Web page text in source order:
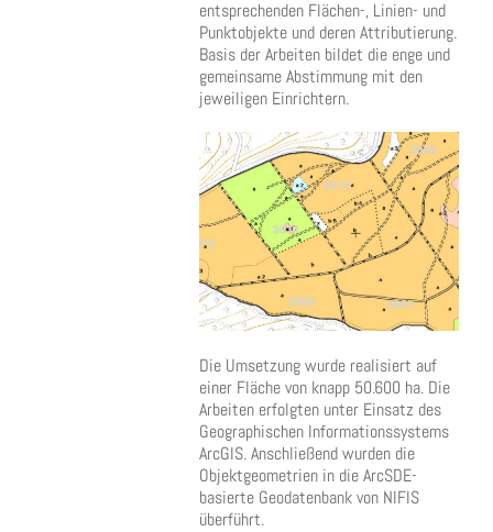
entsprechenden Flächen-, Linien- und
Punktobjekte und deren Attributierung.
Basis der Arbeiten bildet die enge und
gemeinsame Abstimmung mit den
jeweiligen Einrichtern.
Die Umsetzung wurde realisiert auf
einer Fläche von knapp 50.600 ha. Die
Arbeiten erfolgten unter Einsatz des
Geographischen Informationssystems
ArcGIS. Anschließend wurden die
Objektgeometrien in die ArcSDE-
basierte Geodatenbank von NIFIS
überführt.